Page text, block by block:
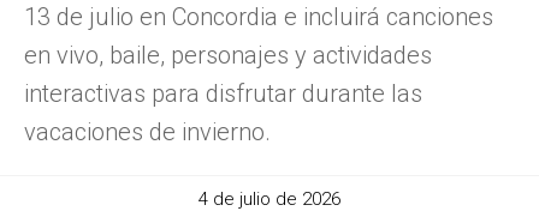
13 de julio en Concordia e incluirá canciones
en vivo, baile, personajes y actividades
interactivas para disfrutar durante las
vacaciones de invierno.
4 de julio de 2026